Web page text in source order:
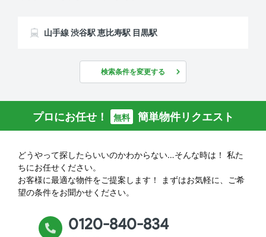
山手線 渋谷駅 恵比寿駅 目黒駅
検索条件を変更する
プロにお任せ！ 無料 簡単物件リクエスト
どうやって探したらいいのかわからない…そんな時は！ 私た
ちにお任せください。
お客様に最適な物件をご提案します！
まずはお気軽に、ご希
望の条件をお聞かせください。
0120-840-834